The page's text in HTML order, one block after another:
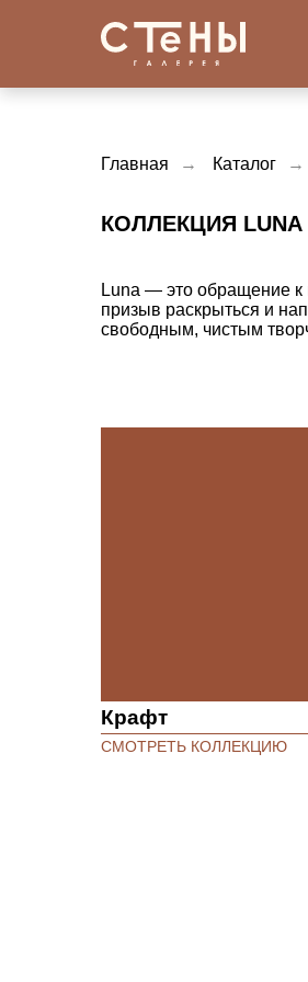
Главная → Каталог →
КОЛЛЕКЦИЯ LUNA
Luna — это обращение к
призыв раскрыться и
свободным, чистым
Крафт
СМОТРЕТЬ КОЛЛЕКЦИЮ